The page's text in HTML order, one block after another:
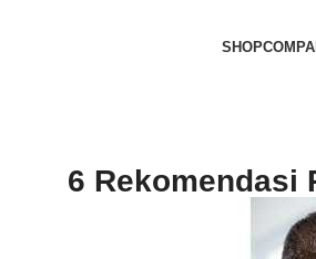
SHOP
6 Rekomendasi